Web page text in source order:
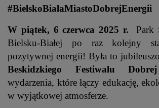
#BielskoBiałaMiastoDobrejEnergii
W piątek, 6 czerwca 2025 r. Park
Bielsku-Białej po raz kolejny
pozytywnej energii! Była to
Beskidzkiego Festiwalu
wydarzenia, które łączy edukację,
w wyjątkowej atmosferze.